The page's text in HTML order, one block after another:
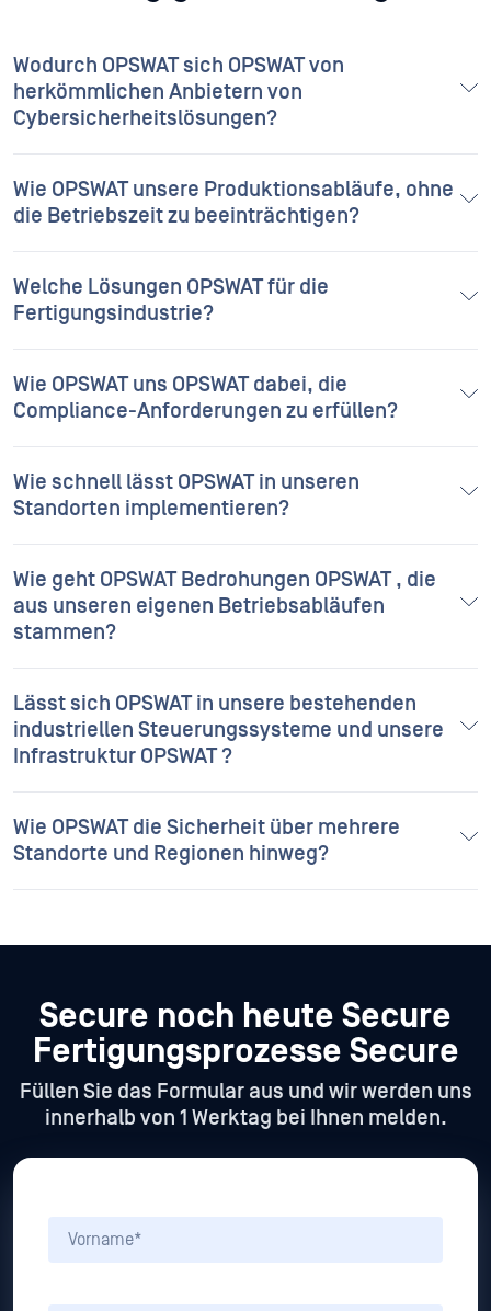
Häufig gestellte Fragen
Wodurch OPSWAT sich OPSWAT von
herkömmlichen Anbietern von
Wie OPSWAT unsere Produktionsabläufe, ohne
Welche Lösungen OPSWAT für die
Wie OPSWAT uns OPSWAT dabei, die
Wie schnell lässt OPSWAT in unseren
Wie geht OPSWAT Bedrohungen OPSWAT , die
aus unseren eigenen Betriebsabläufen
Lässt sich OPSWAT in unsere bestehenden
industriellen Steuerungssysteme und unsere
Wie OPSWAT die Sicherheit über mehrere
Secure noch heute Secure
Fertigungsprozesse Secure
Füllen Sie das Formular aus und wir werden uns